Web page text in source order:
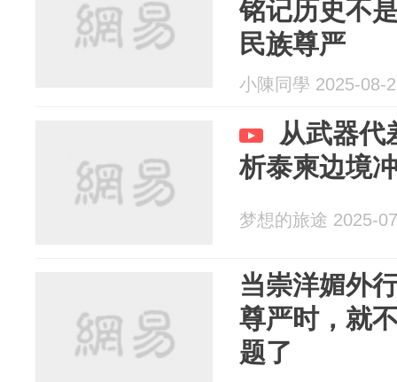
铭记历史不
民族尊严
小陳同學 2025-08-
从武器代
析泰柬边境
梦想的旅途 2025-
当崇洋媚外
尊严时，就
题了